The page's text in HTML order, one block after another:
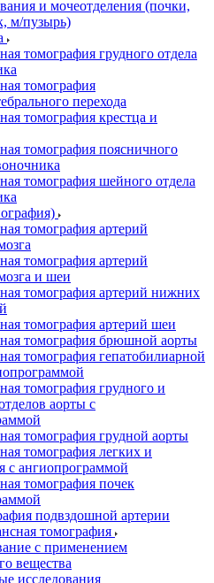
и мочеотделения (почки,
м/пузырь)
томография грудного отдела
томография
перехода
томография крестца и
томография поясничного
томография шейного отдела
томография артерий
томография артерий
и шеи
томография артерий нижних
томография артерий шеи
томография брюшной аорты
томография гепатобилиарной
томография грудного и
аорты с
томография грудной аорты
томография легких и
с ангиопрограммой
томография почек
подвздошной артерии
томография
с применением
вещества
исследования